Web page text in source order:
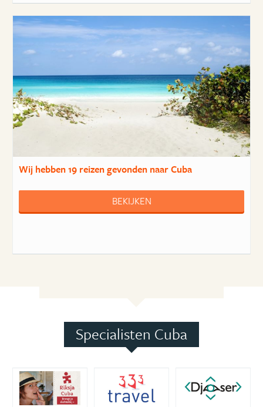
Wij hebben19 reizengevonden naar Cuba
BEKIJKEN
Specialisten Cuba